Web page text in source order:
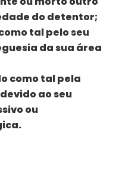
do detentor;
tal pelo seu
da sua área
como tal pela
ao seu
ou